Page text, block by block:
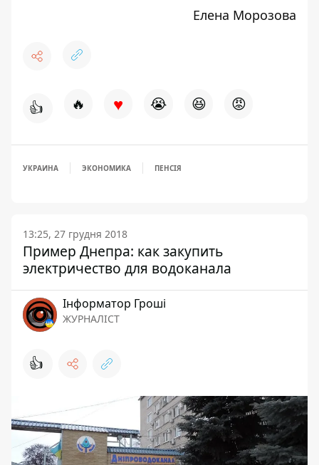
Елена Морозова
👍 🔥 ♥ 😭 😆 😡
УКРАИНА ЭКОНОМИКА ПЕНСІЯ
13:25, 27 грудня 2018
Пример Днепра: как закупить
электричество для водоканала
Інформатор Гроші
ЖУРНАЛІСТ
👍